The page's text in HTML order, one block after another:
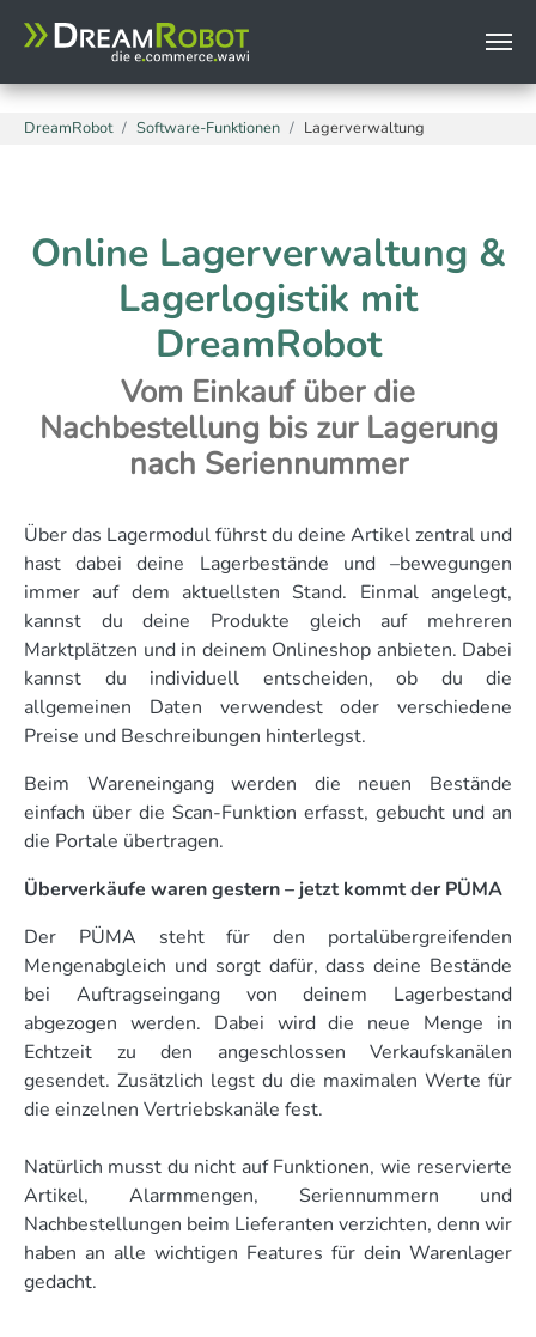
Zum Hauptinhalt springen
Sie sind hier:
DreamRobot Software-Funktionen Lagerverwaltung
Online Lagerverwaltung &
Lagerlogistik mit
DreamRobot
Vom Einkauf über die
Nachbestellung bis zur Lagerung
nach Seriennummer
Über das Lagermodul führst du deine Artikel zentral und
hast dabei deine Lagerbestände und –bewegungen
immer auf dem aktuellsten Stand. Einmal angelegt,
kannst du deine Produkte gleich auf mehreren
Marktplätzen und in deinem Onlineshop anbieten. Dabei
kannst du individuell entscheiden, ob du die
allgemeinen Daten verwendest oder verschiedene
Preise und Beschreibungen hinterlegst.
Beim Wareneingang werden die neuen Bestände
einfach über die Scan-Funktion erfasst, gebucht und an
die Portale übertragen.
Überverkäufe waren gestern – jetzt kommt der PÜMA
Der PÜMA steht für den portalübergreifenden
Mengenabgleich und sorgt dafür, dass deine Bestände
bei Auftragseingang von deinem Lagerbestand
abgezogen werden. Dabei wird die neue Menge in
Echtzeit zu den angeschlossen Verkaufskanälen
gesendet. Zusätzlich legst du die maximalen Werte für
die einzelnen Vertriebskanäle fest.
Natürlich musst du nicht auf Funktionen, wie reservierte
Artikel, Alarmmengen, Seriennummern und
Nachbestellungen beim Lieferanten verzichten, denn wir
haben an alle wichtigen Features für dein Warenlager
gedacht.